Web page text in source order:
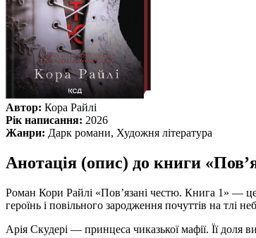
Автор: Кора Райлі
Рік написання: 2026
Жанри: Дарк романи, Художня література
Анотація (опис) до книги
Роман Кори Райлі «Пов’язані честю. Книга 1» — це
героїнь і повільного зародження почуттів на тлі
Арія Скудері — принцеса чиказької мафії. Її доля